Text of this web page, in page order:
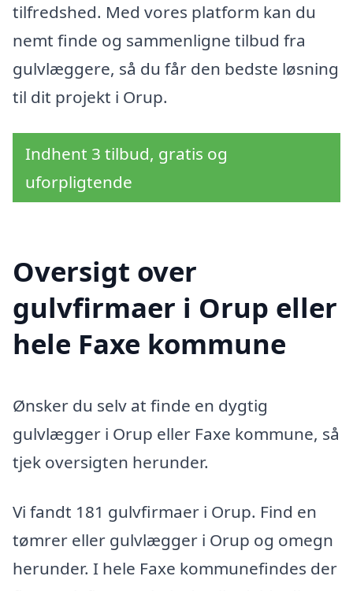
tilfredshed. Med vores platform kan du
nemt finde og sammenligne tilbud fra
gulvlæggere, så du får den bedste løsning
til dit projekt i Orup.
Indhent 3 tilbud, gratis og
uforpligtende
Oversigt over
gulvfirmaer i Orup eller
hele Faxe kommune
Ønsker du selv at finde en dygtig
gulvlægger i Orup eller Faxe kommune, så
tjek oversigten herunder.
Vi fandt 181 gulvfirmaer i Orup. Find en
tømrer eller gulvlægger i Orup og omegn
herunder. I hele Faxe kommunefindes der